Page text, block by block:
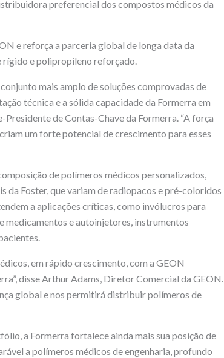
preferencial dos compostos médicos da
e reforça a parceria global de longa data da
rígido e polipropileno reforçado.
mais amplo de soluções comprovadas de
técnica e a sólida capacidade da Formerra em
de Contas-Chave da Formerra. “A força
um forte potencial de crescimento para esses
de polímeros médicos personalizados,
da Foster, que variam de radiopacos e pré-coloridos
a aplicações críticas, como invólucros para
medicamentos e autoinjetores, instrumentos
em rápido crescimento, com a GEON
disse Arthur Adams, Diretor Comercial da GEON.
global e nos permitirá distribuir polímeros de
a Formerra fortalece ainda mais sua posição de
a polímeros médicos de engenharia, profundo